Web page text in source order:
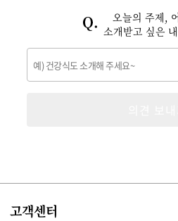
오늘의 주제,
소개받고 싶은
고객센터